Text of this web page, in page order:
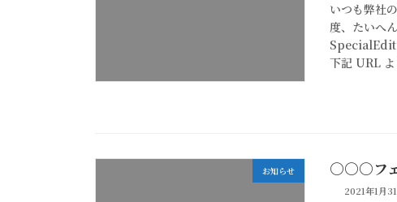
いつも弊社
度、たいへ
下記 URL
お知らせ ○○○フェ
2021年1月